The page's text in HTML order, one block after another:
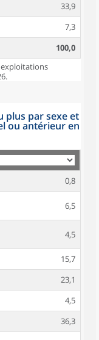
33,9
7,3
100,0
exploitations
plus par sexe et
ou antérieur en
0,8
6,5
4,5
15,7
23,1
4,5
36,3